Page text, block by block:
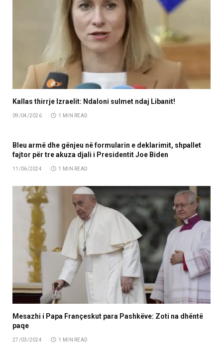
Kallas thirrje Izraelit: Ndaloni sulmet ndaj Libanit!
09/04/2026 1 MIN READ
Bleu armë dhe gënjeu në formularin e deklarimit, shpallet
fajtor për tre akuza djali i Presidentit Joe Biden
11/06/2024 1 MIN READ
Mesazhi i Papa Françeskut para Pashkëve: Zoti na dhëntë
paqe
27/03/2024 1 MIN READ